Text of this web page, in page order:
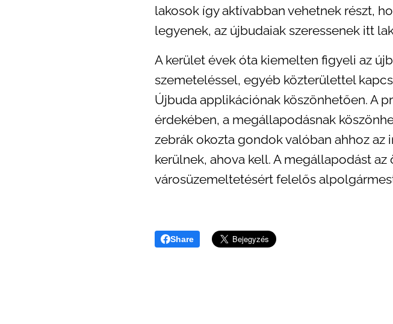
lakosok így aktívabban vehetnek részt,
legyenek, az újbudaiak szeressenek itt
A kerület évek óta kiemelten figyeli az
szemeteléssel, egyéb közterülettel
Újbuda applikációnak köszönhetően. A
érdekében, a megállapodásnak
zebrák okozta gondok valóban ahhoz az
kerülnek, ahova kell. A megállapodást
városüzemeltetésért felelős
Share